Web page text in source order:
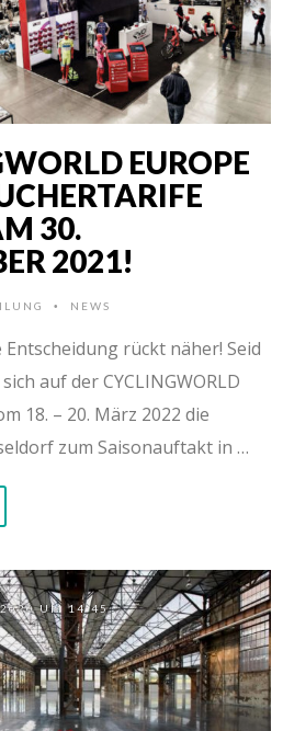
EUROPE
30.
2021!
• NEWS
rückt näher! Seid
auf der CYCLINGWORLD
18. – 20. März 2022 die
zum Saisonauftakt in …
UM 14:45